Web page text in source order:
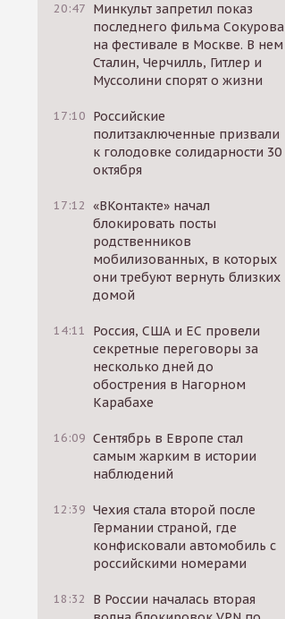
20:47 Минкульт запретил показ
последнего фильма Сокурова
на фестивале в Москве. В нем
Сталин, Черчилль, Гитлер и
Муссолини спорят о жизни
17:10 Российские
политзаключенные призвали
к голодовке солидарности 30
октября
17:12 «ВКонтакте» начал
блокировать посты
родственников
мобилизованных, в которых
они требуют вернуть близких
домой
14:11
Россия, США и ЕС провели
секретные переговоры за
несколько дней до
обострения в Нагорном
Карабахе
16:09 Сентябрь в Европе стал
самым жарким в истории
наблюдений
12:39 Чехия стала второй после
Германии страной, где
конфисковали автомобиль с
российскими номерами
18:32
В России началась вторая